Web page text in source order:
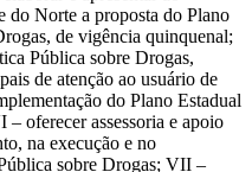
do Norte a proposta do Plano
de vigência quinquenal;
Pública sobre Drogas,
de atenção ao usuário de
do Plano Estadual
oferecer assessoria e apoio
na execução e no
sobre Drogas; VII –